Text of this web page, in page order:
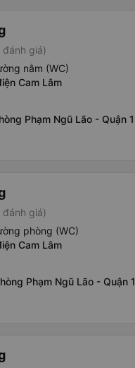
đánh giá)
nằm (WC)
Cam Lâm
Phạm Ngũ Lão - Quận 1
đánh giá)
phòng (WC)
Cam Lâm
Phạm Ngũ Lão - Quận 1